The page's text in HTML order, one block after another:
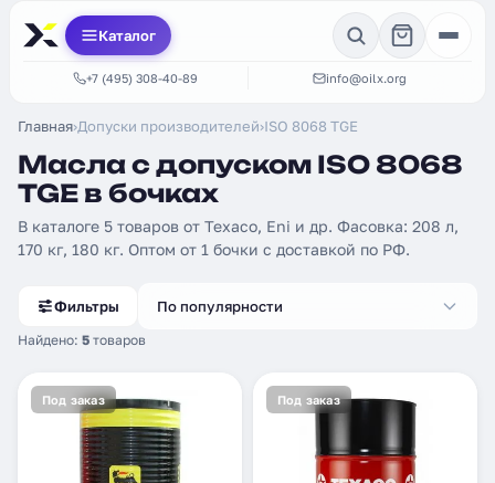
Каталог
+7 (495) 308-40-89 info@oilx.org
Главная›Допуски производителей›ISO 8068 TGE
Масла с допуском ISO 8068
TGE в бочках
В каталоге 5 товаров от Texaco, Eni и др. Фасовка: 208 л,
170 кг, 180 кг. Оптом от 1 бочки с доставкой по РФ.
Фильтры
Найдено: 5 товаров
По популярности
Под заказ Под заказ